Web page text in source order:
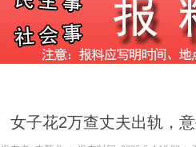
女子花2万查丈夫出轨，